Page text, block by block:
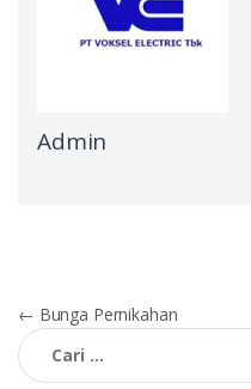
Admin
Navigasi
pos
← Bunga Pernikahan
Cari
untuk: